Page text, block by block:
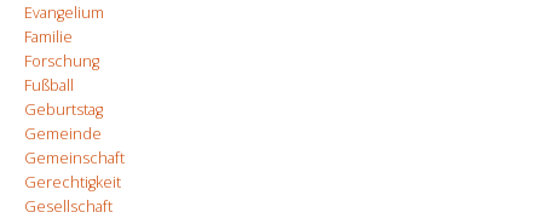
Evangelium
Familie
Forschung
Fußball
Geburtstag
Gemeinde
Gemeinschaft
Gerechtigkeit
Gesellschaft